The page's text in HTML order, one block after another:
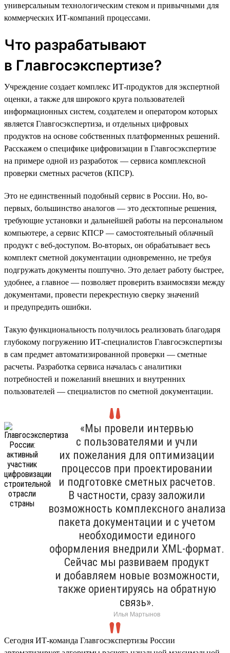
универсальным технологическим стеком и привычными для
коммерческих ИТ-компаний процессами.
Что разрабатывают
в Главгосэкспертизе?
Учреждение создает комплекс ИТ-продуктов для экспертной
оценки, а также для широкого круга пользователей
информационных систем, создателем и оператором которых
является Главгосэкспертиза, и отдельных цифровых
продуктов на основе собственных платформенных решений.
Расскажем о специфике цифровизации в Главгосэкспертизе
на примере одной из разработок — сервиса комплексной
проверки сметных расчетов (КПСР).
Это не единственный подобный сервис в России. Но, во-
первых, большинство аналогов — это десктопные решения,
требующие установки и дальнейшей работы на персональном
компьютере, а сервис КПСР — самостоятельный облачный
продукт с веб-доступом. Во-вторых, он обрабатывает весь
комплект сметной документации одновременно, не требуя
подгружать документы поштучно. Это делает работу быстрее,
удобнее, а главное — позволяет проверить взаимосвязи между
документами, провести перекрестную сверку значений
и предупредить ошибки.
Такую функциональность получилось реализовать благодаря
глубокому погружению ИТ-специалистов Главгосэкспертизы
в сам предмет автоматизированной проверки — сметные
расчеты. Разработка сервиса началась с аналитики
потребностей и пожеланий внешних и внутренних
пользователей — специалистов по сметной документации.
«Мы провели интервью
с пользователями и учли
их пожелания для оптимизации
процессов при проектировании
и подготовке сметных расчетов.
В частности, сразу заложили
возможность комплексного анализа
пакета документации и с учетом
необходимости единого
оформления внедрили XML-формат.
Сейчас мы развиваем продукт
и добавляем новые возможности,
также ориентируясь на обратную
связь».
Илья Мартынов
Сегодня ИТ-команда Главгосэкспертизы России